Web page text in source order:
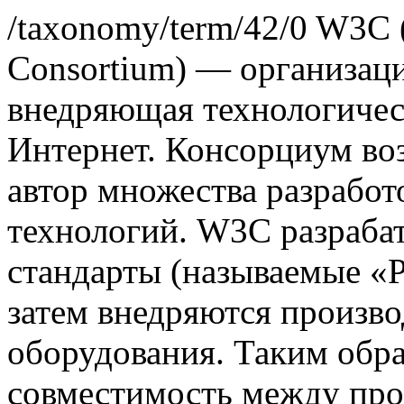
/taxonomy/term/42/0 W3C
Consortium) —
внедряющая
Интернет. Консорциум
автор множества
технологий. W3C
стандарты (называемые
затем внедряются
оборудования. Таким
совместимость между